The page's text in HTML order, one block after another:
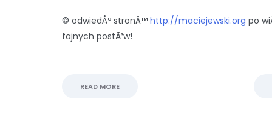
© odwiedÅº stronÄ™ http://maciejewski.org po
fajnych postÃ³w!
READ MORE